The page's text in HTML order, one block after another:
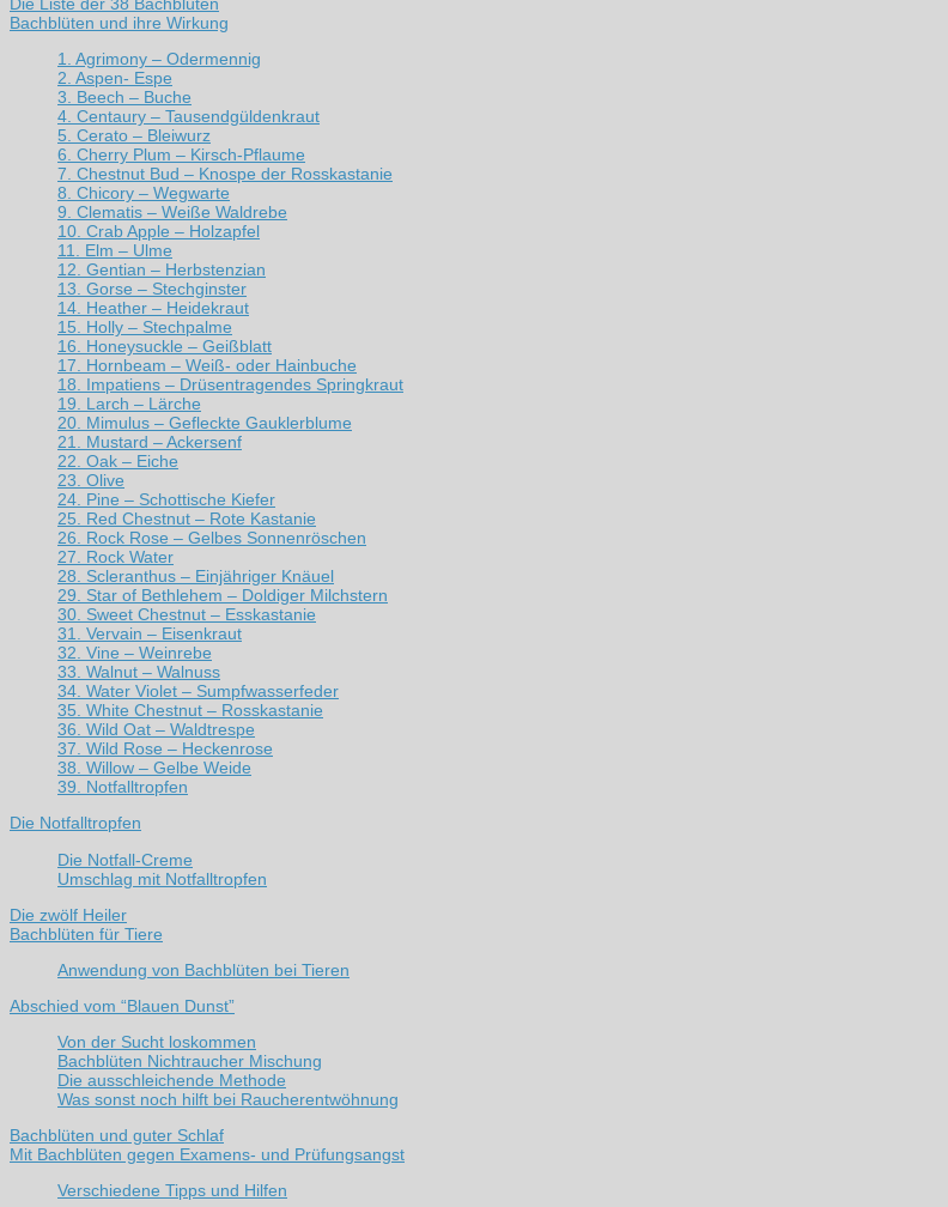
Die Liste der 38 Bachblüten
Bachblüten und ihre Wirkung
1. Agrimony – Odermennig
2. Aspen- Espe
3. Beech – Buche
4. Centaury – Tausendgüldenkraut
5. Cerato – Bleiwurz
6. Cherry Plum – Kirsch-Pflaume
7. Chestnut Bud – Knospe der Rosskastanie
8. Chicory – Wegwarte
9. Clematis – Weiße Waldrebe
10. Crab Apple – Holzapfel
11. Elm – Ulme
12. Gentian – Herbstenzian
13. Gorse – Stechginster
14. Heather – Heidekraut
15. Holly – Stechpalme
16. Honeysuckle – Geißblatt
17. Hornbeam – Weiß- oder Hainbuche
18. Impatiens – Drüsentragendes Springkraut
19. Larch – Lärche
20. Mimulus – Gefleckte Gauklerblume
21. Mustard – Ackersenf
22. Oak – Eiche
23. Olive
24. Pine – Schottische Kiefer
25. Red Chestnut – Rote Kastanie
26. Rock Rose – Gelbes Sonnenröschen
27. Rock Water
28. Scleranthus – Einjähriger Knäuel
29. Star of Bethlehem – Doldiger Milchstern
30. Sweet Chestnut – Esskastanie
31. Vervain – Eisenkraut
32. Vine – Weinrebe
33. Walnut – Walnuss
34. Water Violet – Sumpfwasserfeder
35. White Chestnut – Rosskastanie
36. Wild Oat – Waldtrespe
37. Wild Rose – Heckenrose
38. Willow – Gelbe Weide
39. Notfalltropfen
Die Notfalltropfen
Die Notfall-Creme
Umschlag mit Notfalltropfen
Die zwölf Heiler
Bachblüten für Tiere
Anwendung von Bachblüten bei Tieren
Abschied vom “Blauen Dunst”
Von der Sucht loskommen
Bachblüten Nichtraucher Mischung
Die ausschleichende Methode
Was sonst noch hilft bei Raucherentwöhnung
Bachblüten und guter Schlaf
Mit Bachblüten gegen Examens- und Prüfungsangst
Verschiedene Tipps und Hilfen